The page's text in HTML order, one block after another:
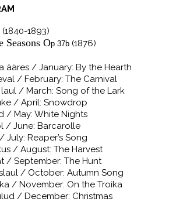
1893)
Seasons Op 37b (1876)
ääres / January: By the Hearth
/ February: The Carnival
laul / March: Song of the Lark
/ April: Snowdrop
/ May: White Nights
/ June: Barcarolle
July: Reaper’s Song
/ August: The Harvest
/ September: The Hunt
/ October: Autumn Song
/ November: On the Troika
/ December: Christmas